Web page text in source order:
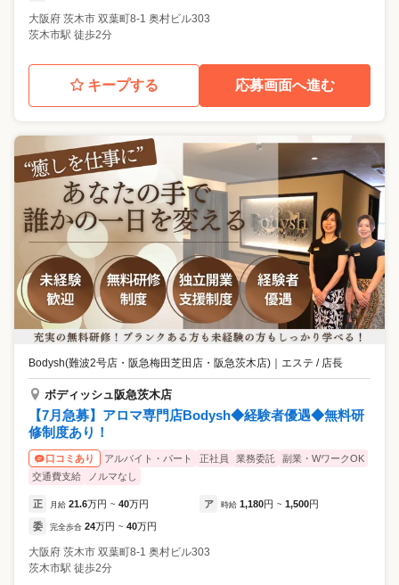
大阪府 茨木市 双葉町8-1 奥村ビル303
茨木市駅 徒歩2分
キープする 応募画面へ進む
Bodysh(難波2号店・阪急梅田芝田店・阪急茨木店) エステ / 店長
ボディッシュ阪急茨木店
【7月急募】アロマ専門店Bodysh◆経験者優遇◆無料研
修制度あり！
口コミあり アルバイト・パート 正社員 業務委託
副業・WワークOK
交通費支給
ノルマなし
正 月給 21.6万円 ~ 40万円 ア 時給 1,180円 ~ 1,500円
委 完全歩合 24万円 ~ 40万円
大阪府 茨木市 双葉町8-1 奥村ビル303
茨木市駅 徒歩2分